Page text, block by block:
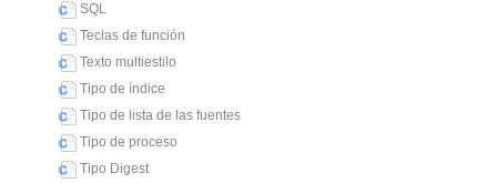
SQL
Teclas de función
Texto multiestilo
Tipo de índice
Tipo de lista de las fuentes
Tipo de proceso
Tipo Digest